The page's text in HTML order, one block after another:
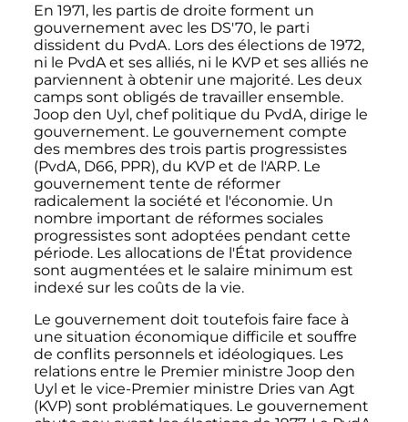
En 1971, les partis de droite forment un
gouvernement avec les DS'70, le parti
dissident du PvdA. Lors des élections de 1972,
ni le PvdA et ses alliés, ni le KVP et ses alliés ne
parviennent à obtenir une majorité. Les deux
camps sont obligés de travailler ensemble.
Joop den Uyl, chef politique du PvdA, dirige le
gouvernement. Le gouvernement compte
des membres des trois partis progressistes
(PvdA, D66, PPR), du KVP et de l'ARP. Le
gouvernement tente de réformer
radicalement la société et l'économie. Un
nombre important de réformes sociales
progressistes sont adoptées pendant cette
période. Les allocations de l'État providence
sont augmentées et le salaire minimum est
indexé sur les coûts de la vie.
Le gouvernement doit toutefois faire face à
une situation économique difficile et souffre
de conflits personnels et idéologiques. Les
relations entre le Premier ministre Joop den
Uyl et le vice-Premier ministre Dries van Agt
(KVP) sont problématiques. Le gouvernement